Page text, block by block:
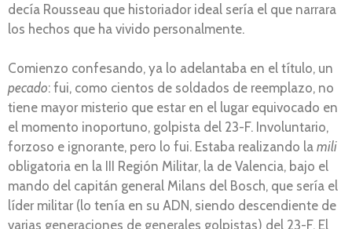
decía Rousseau que historiador ideal sería el que narrara
los hechos que ha vivido personalmente.
Comienzo confesando, ya lo adelantaba en el título, un
pecado: fui, como cientos de soldados de reemplazo, no
tiene mayor misterio que estar en el lugar equivocado en
el momento inoportuno, golpista del 23-F. Involuntario,
forzoso e ignorante, pero lo fui. Estaba realizando la mili
obligatoria en la III Región Militar, la de Valencia, bajo el
mando del capitán general Milans del Bosch, que sería el
líder militar (lo tenía en su ADN, siendo descendiente de
varias generaciones de generales golpistas) del 23-F. El